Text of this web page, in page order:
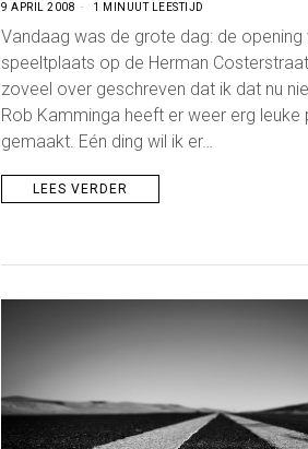
9 APRIL 2008 1 MINUUT LEESTIJD
Vandaag was de grote dag: de opening
speeltplaats op de Herman
zoveel over geschreven dat ik dat nu
Rob Kamminga heeft er weer erg leuke
gemaakt. Eén ding wil ik er…
LEES VERDER